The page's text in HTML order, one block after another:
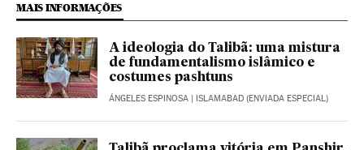
MAIS INFORMAÇÕES
A ideologia do Talibã: uma mistura
de fundamentalismo islâmico e
costumes pashtuns
ÁNGELES ESPINOSA | ISLAMABAD (ENVIADA ESPECIAL)